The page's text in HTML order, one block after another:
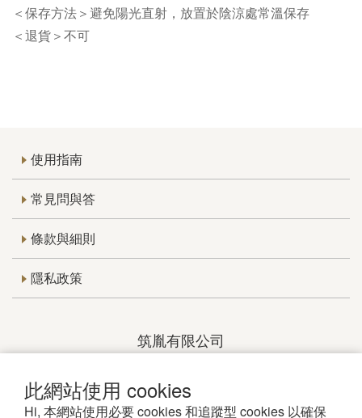
此網站使用 cookies
Hi, 本網站使用必要 cookies 和追蹤型 cookies 以確保
＜保存方法＞避免陽光直射，放置於陰涼處常溫保存
＜退貨＞不可
使用指南
常見問與答
條款與細則
隱私政策
筑胤有限公司
統編：24675763
公司地址：820高雄市岡山區岡山北路19號
歡迎加入竈KAMADO line@留言聯繫